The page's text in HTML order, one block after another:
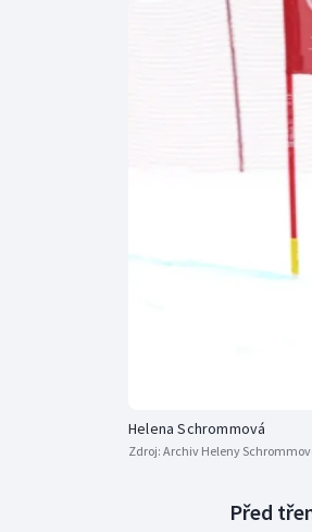
Helena Schrommová
Zdroj: Archiv Heleny
Před